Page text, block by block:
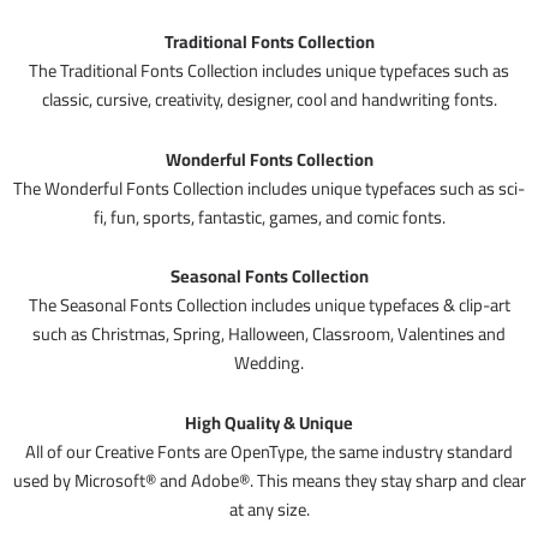
Traditional Fonts Collection
The Traditional Fonts Collection includes unique typefaces such as
classic, cursive, creativity, designer, cool and handwriting fonts.
Wonderful Fonts Collection
The Wonderful Fonts Collection includes unique typefaces such as sci-
fi, fun, sports, fantastic, games, and comic fonts.
Seasonal Fonts Collection
The Seasonal Fonts Collection includes unique typefaces & clip-art
such as Christmas, Spring, Halloween, Classroom, Valentines and
Wedding.
High Quality & Unique
All of our Creative Fonts are OpenType, the same industry standard
used by Microsoft® and Adobe®. This means they stay sharp and clear
at any size.